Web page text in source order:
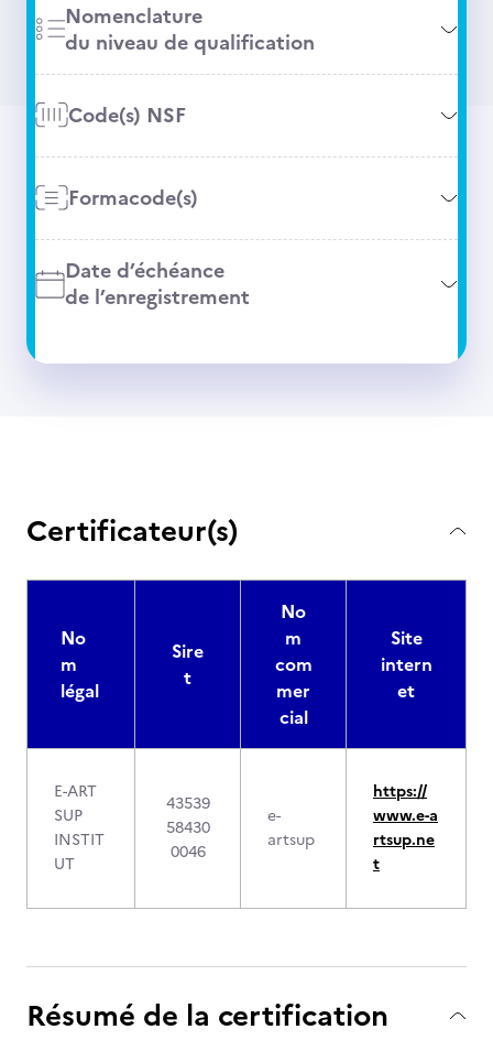
Nomenclature
du niveau de qualification
Code(s) NSF
Formacode(s)
Date d’échéance
de l’enregistrement
Certificateur(s)
No
m
légal
Sire
t
No
m
com
mer
cial
Site
intern
et
E-ART
SUP
INSTIT
UT
43539
58430
0046
e-
artsup
https://
www.e-a
rtsup.ne
t
Résumé de la certification